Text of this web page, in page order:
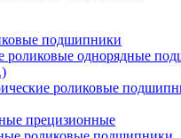
подшипники
роликовые однорядные
роликовые
прецизионные